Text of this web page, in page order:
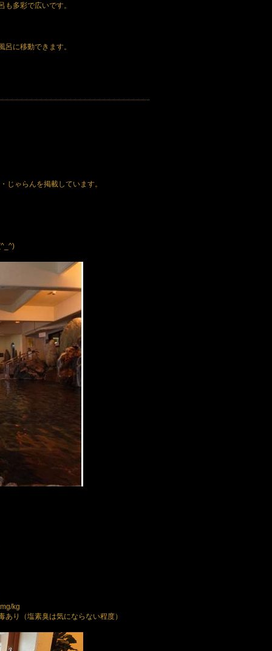
も多彩で広いです。
に移動できます。
じゃらんを掲載しています。
kg
り（塩素臭は気にならない程度）